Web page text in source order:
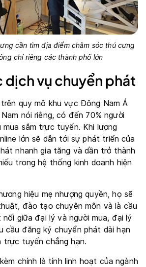
cần tìm địa điểm chăm sóc thú cưng
chỉ riêng các thành phố lớn
dịch vụ chuyển phát
quy mô khu vực Đông Nam Á
nói riêng, có đến 70% người
sắm trực tuyến. Khi lượng
lớn sẽ dẫn tới sự phát triển của
nhanh gia tăng và dần trở thành
trong hệ thống kinh doanh hiện
hiệu mẹ nhượng quyền, họ sẽ
đào tạo chuyên môn và là cầu
giữa đại lý và người mua, đại lý
cầu đăng ký chuyển phát dài hạn
trực tuyến chẳng hạn.
chính là tính linh hoạt của ngành